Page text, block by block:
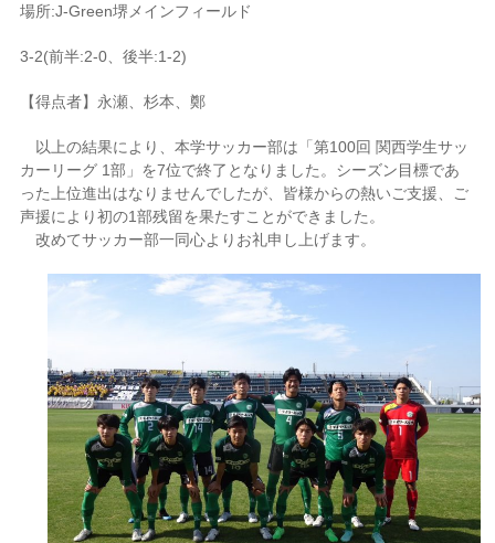
場所:J-Green堺メインフィールド
3-2(前半:2-0、後半:1-2)
【得点者】永瀬、杉本、鄭
以上の結果により、本学サッカー部は「第100回 関西学生サッ
カーリーグ 1部」を7位で終了となりました。シーズン目標であ
った上位進出はなりませんでしたが、皆様からの熱いご支援、ご
声援により初の1部残留を果たすことができました。
改めてサッカー部一同心よりお礼申し上げます。